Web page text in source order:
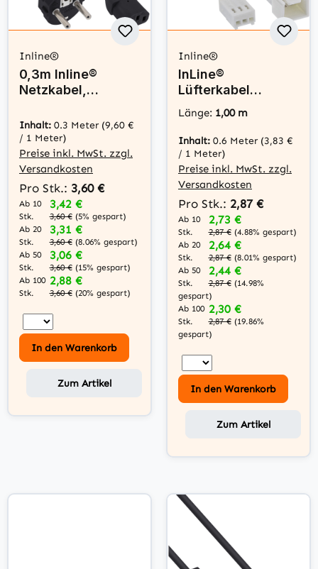
Inline®
0,3m Inline®
Netzkabel,
gerade auf
Kaltgerätestecker
C13, schwarz
Inhalt: 0.3 Meter (9,60 €
/ 1 Meter)
Preise inkl. MwSt. zzgl.
Versandkosten
Pro Stk.: 3,60 €
Ab 10
Stk.
3,42 €
3,60 € (5% gespart)
Ab 20
Stk.
3,31 €
3,60 € (8.06% gespart)
Ab 50
Stk.
3,06 €
3,60 € (15% gespart)
Ab 100
Stk.
2,88 €
3,60 € (20% gespart)
In den Warenkorb
Zum Artikel
Inline®
InLine®
Lüfterkabel
Verlängerung,
3pol Molex Stecker
/ Buchse, 1m
Länge: 1,00 m
Inhalt: 0.6 Meter (3,83 €
/ 1 Meter)
Preise inkl. MwSt. zzgl.
Versandkosten
Pro Stk.: 2,87 €
Ab 10
Stk.
2,73 €
2,87 € (4.88% gespart)
Ab 20
Stk.
2,64 €
2,87 € (8.01% gespart)
Ab 50
Stk.
2,44 €
2,87 € (14.98%
gespart)
Ab 100
Stk.
2,30 €
2,87 € (19.86%
gespart)
In den Warenkorb
Zum Artikel